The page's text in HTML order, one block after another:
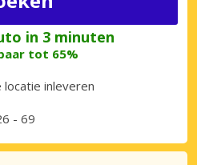
in 3 minuten
tot 65%
inleveren
- 69